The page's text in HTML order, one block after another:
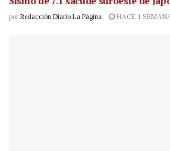
por Redacción Diario La Página HACE 1